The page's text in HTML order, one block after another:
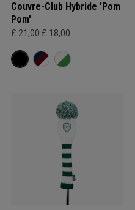
Couvre-Club Hybride 'Pom
Pom'
£ 21,00 £ 18,00